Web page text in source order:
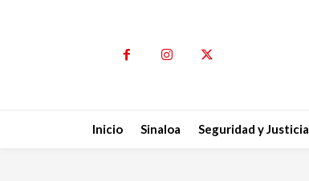
Inicio Sinaloa Seguridad y Justicia